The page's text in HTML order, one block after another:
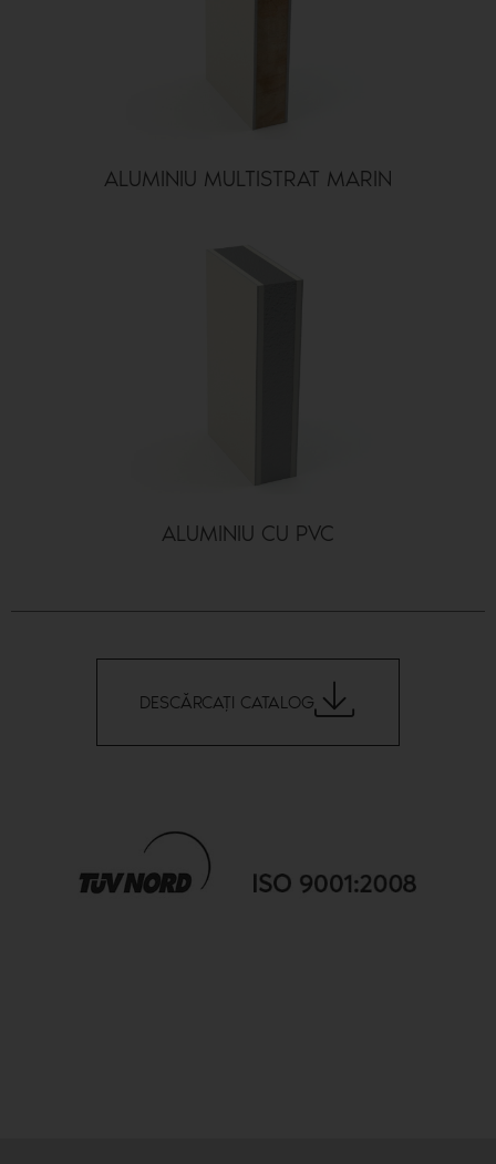
ALUMINIU MULTISTRAT MARIN
ALUMINIU CU PVC
DESCĂRCAŢI CATALOG